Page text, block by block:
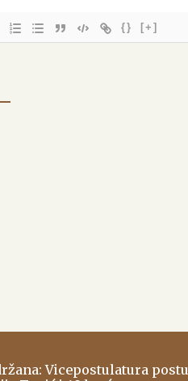
{} [+]
Vicepostulatura